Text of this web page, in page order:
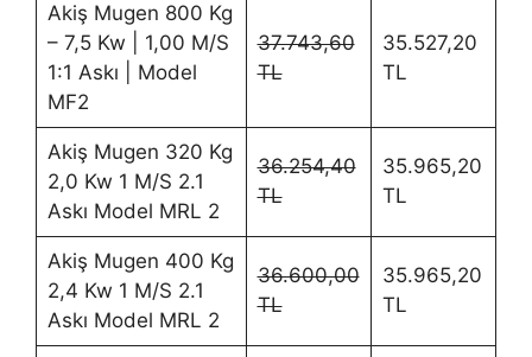
Akiş Mugen 800 Kg
– 7,5 Kw | 1,00 M/S
1:1 Askı | Model
MF2
37.743,60
TL
35.527,20
TL
Akiş Mugen 320 Kg
2,0 Kw 1 M/S 2.1
Askı Model MRL 2
36.254,40
TL
35.965,20
TL
Akiş Mugen 400 Kg
2,4 Kw 1 M/S 2.1
Askı Model MRL 2
36.600,00
TL
35.965,20
TL